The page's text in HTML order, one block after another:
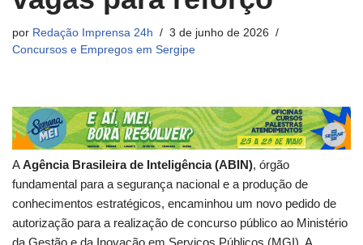
por Redação Imprensa 24h
3 de junho de 2026
Concursos e Empregos em Sergipe
AAgência Brasileira de Inteligência (ABIN), órgão
fundamental para a segurança nacional e a produção de
conhecimentos estratégicos, encaminhou um novo pedido de
autorização para a realização de concurso público ao Ministério
da Gestão e da Inovação em Serviços Públicos (MGI). A